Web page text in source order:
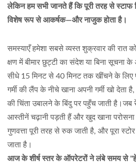
लेकिन हम सभी जानते हैं कि पूरी तरह से स्टाफ
विशेष रूप से आकर्षक—और नाजुक होता है।
समस्याएँ हमेशा सबसे व्यस्त शुक्रवार की रात
क्षण में बीमार छुट्टी का संदेश या बिना सूचना
सीधे 15 मिनट से 40 मिनट तक खींचने के लिए
गर्मी की लैंप के नीचे खाना अपनी गर्मी खो
की चिंता उबालने के बिंदु पर पहुँच जाती है।जब
आस्तीनें चढ़ानी पड़ती हैं और खुद खाना परोसना
गुणवत्ता पूरी तरह से रुक जाती है, और पूरा
जाता है।
आज के शीर्ष स्तर के ऑपरेटरों ने लंबे समय से